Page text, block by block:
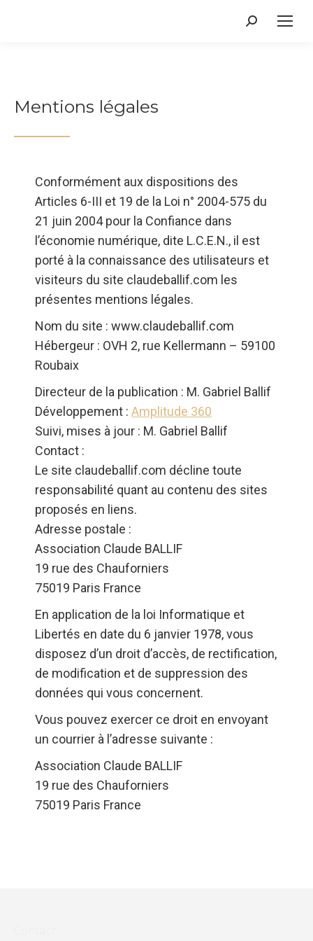
Recherche
Mentions légales
Conformément aux dispositions des
Articles 6-III et 19 de la Loi n° 2004-575 du
21 juin 2004 pour la Confiance dans
l’économie numérique, dite L.C.E.N., il est
porté à la connaissance des utilisateurs et
visiteurs du site claudeballif.com les
présentes mentions légales.
Nom du site : www.claudeballif.com
Hébergeur : OVH 2, rue Kellermann – 59100
Roubaix
Directeur de la publication : M. Gabriel Ballif
Développement : Amplitude 360
Suivi, mises à jour : M. Gabriel Ballif
Contact :
Le site claudeballif.com décline toute
responsabilité quant au contenu des sites
proposés en liens.
Adresse postale :
Association Claude BALLIF
19 rue des Chauforniers
75019 Paris France
En application de la loi Informatique et
Libertés en date du 6 janvier 1978, vous
disposez d’un droit d’accès, de rectification,
de modification et de suppression des
données qui vous concernent.
Vous pouvez exercer ce droit en envoyant
un courrier à l’adresse suivante :
Association Claude BALLIF
19 rue des Chauforniers
75019 Paris France